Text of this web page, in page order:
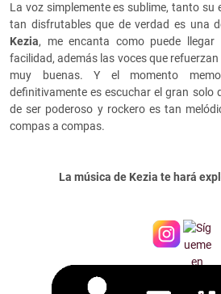
La voz simplemente es sublime, tanto su
tan disfrutables que de verdad es una
Kezia, me encanta como puede
facilidad, además las voces que
muy buenas. Y el momento
definitivamente es escuchar el gran solo
de ser poderoso y rockero es tan
compas a compas.
La música de Kezia te hará